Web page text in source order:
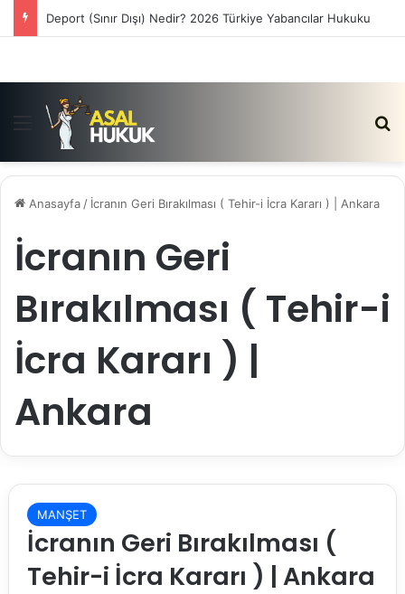
Deport (Sınır Dışı) Nedir? 2026 Türkiye Yabancılar Hukuku
Menü
Anasayfa / İcranın Geri Bırakılması ( Tehir-i İcra Kararı ) | Ankara
İcranın Geri
Bırakılması ( Tehir-i
İcra Kararı ) |
Ankara
MANŞET
İcranın Geri Bırakılması (
Tehir-i İcra Kararı ) | Ankara